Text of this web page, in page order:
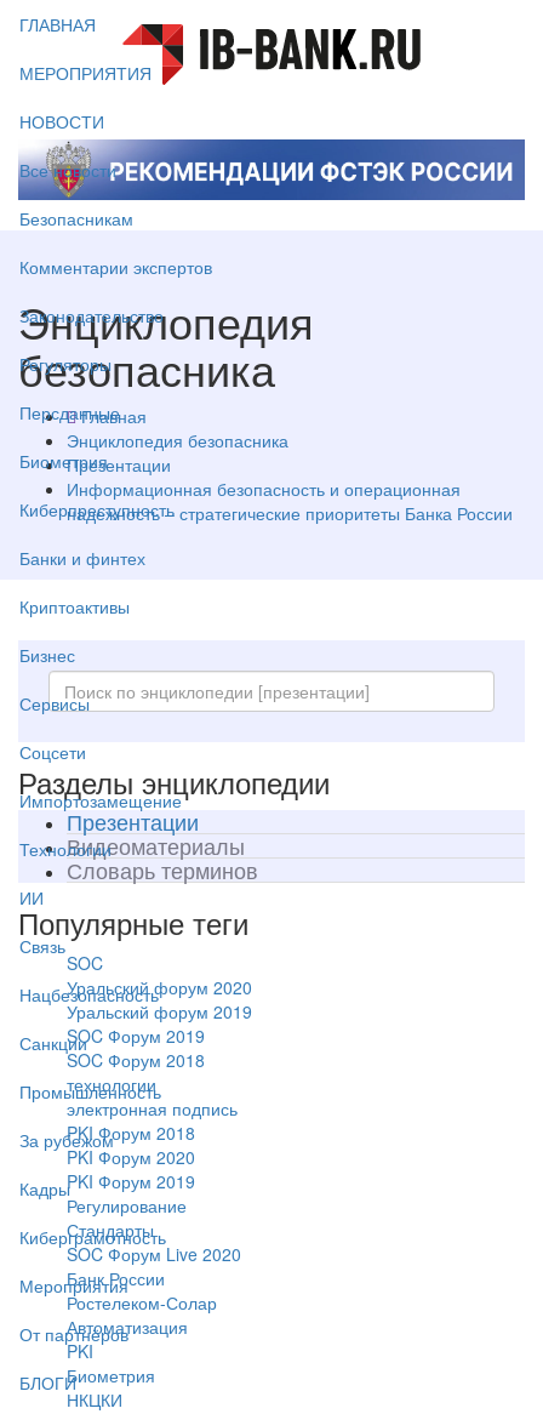
ГЛАВНАЯ
МЕРОПРИЯТИЯ
НОВОСТИ
Все новости
Безопасникам
Комментарии экспертов
Законодательство
Регуляторы
Персданные
Биометрия
Киберпреступность
Банки и финтех
Криптоактивы
Бизнес
Сервисы
Соцсети
Импортозамещение
Технологии
ИИ
Связь
Нацбезопасность
Санкции
Промышленность
За рубежом
Кадры
Киберграмотность
Мероприятия
От партнёров
БЛОГИ
Энциклопедия
безопасника
Главная
Энциклопедия безопасника
Презентации
Информационная безопасность и операционная
надежность – стратегические приоритеты Банка России
Разделы энциклопедии
Презентации
Видеоматериалы
Словарь терминов
Популярные теги
SOC
Уральский форум 2020
Уральский форум 2019
SOC Форум 2019
SOC Форум 2018
технологии
электронная подпись
PKI Форум 2018
PKI Форум 2020
PKI Форум 2019
Регулирование
Стандарты
SOC Форум Live 2020
Банк России
Ростелеком-Солар
Автоматизация
PKI
Биометрия
НКЦКИ